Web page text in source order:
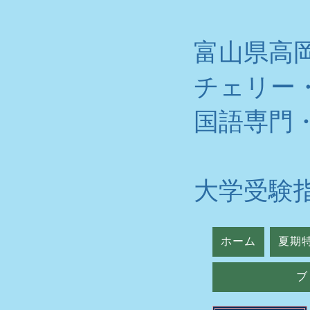
富山県高
チェリー
国語専門
大学受験
ホーム 夏期